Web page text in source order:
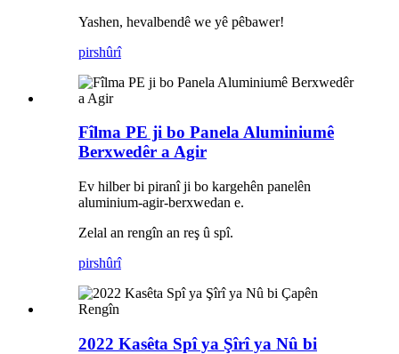
Yashen, hevalbendê we yê pêbawer!
pirshûrî
Fîlma PE ji bo Panela Aluminiumê
Berxwedêr a Agir
Ev hilber bi piranî ji bo kargehên panelên
aluminium-agir-berxwedan e.
Zelal an rengîn an reş û spî.
pirshûrî
2022 Kasêta Spî ya Şîrî ya Nû bi